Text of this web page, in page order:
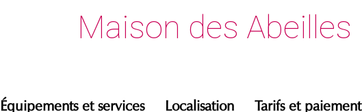
Maison des Abeilles
Équipements et services Localisation Tarifs et paiement